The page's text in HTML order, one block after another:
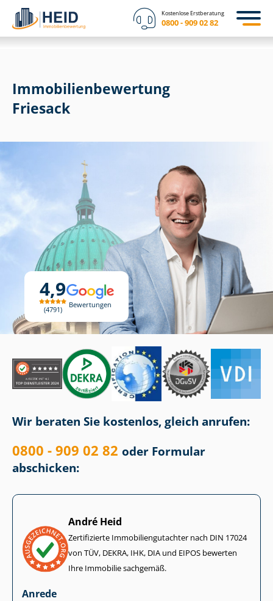
Kostenlose Erstberatung
0800 - 909 02 82
4,9
4791
Bewertungen
Immobilien­bewertung
Friesack
Wir beraten Sie kostenlos, gleich anrufen:
0800 - 909 02 82 oder Formular
abschicken:
André Heid
Zertifizierte Im­mo­bi­li­en­gut­ach­ter nach DIN 17024
von TÜV, DEKRA, IHK, DIA und EIPOS bewerten
Ihre Immobilie sachgemäß.
Anrede